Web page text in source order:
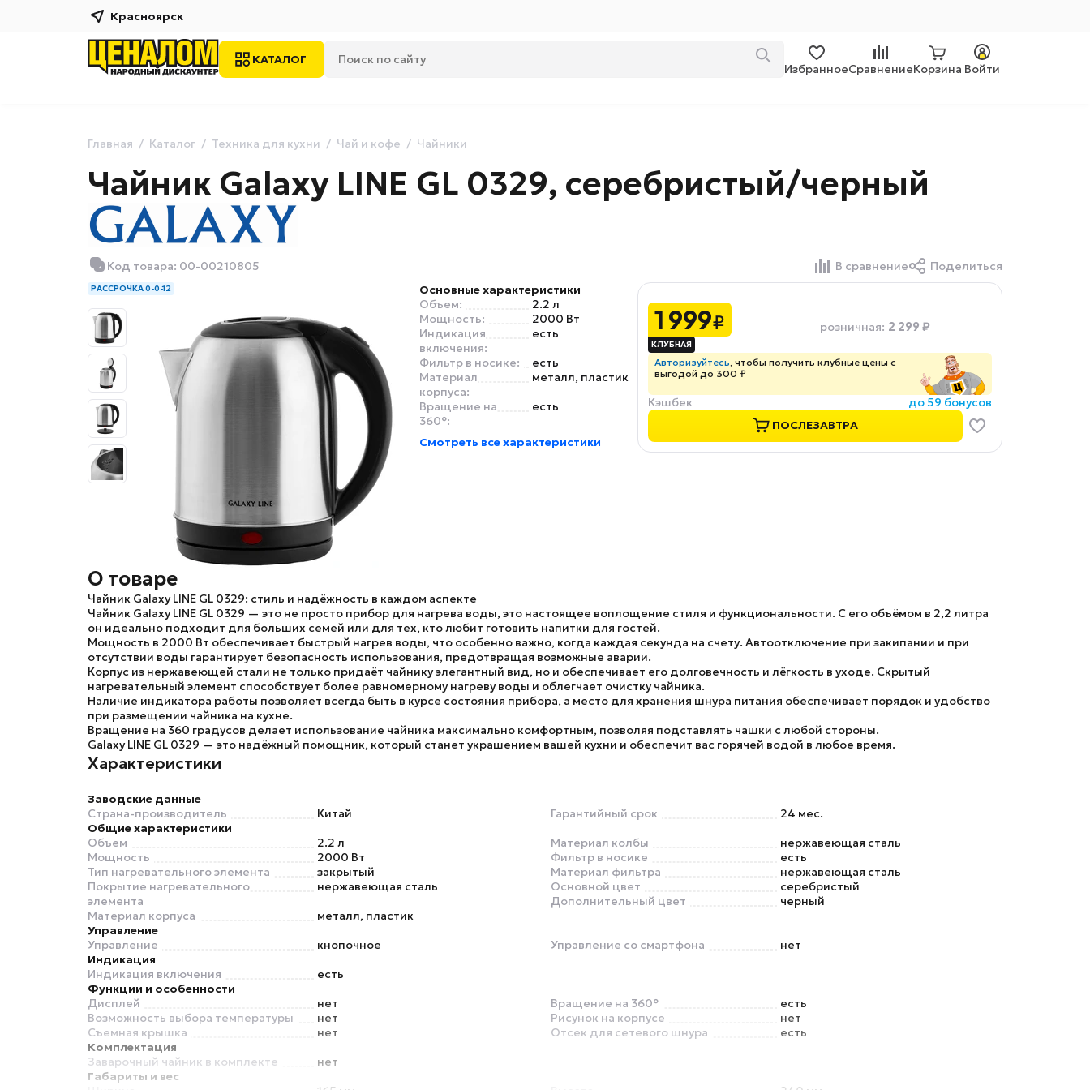
Красноярск
КАТАЛОГ
ИзбранноеСравнениеКорзина Войти
Главная Каталог Техника для кухни Чай и кофе Чайники
Чайник Galaxy LINE GL 0329, серебристый/черный
Код товара: 00-00210805 В сравнение Поделиться
РАССРОЧКА 0-0-12
Основные характеристики
Объем:
2.2 л
Мощность:
2000 Вт
Индикация
включения:
есть
Фильтр в носике:
есть
Материал
корпуса:
металл, пластик
Вращение на
360°:
есть
Смотреть все характеристики
1 999₽ розничная: 2 299 ₽
Авторизуйтесь, чтобы получить клубные цены с
выгодой до 300 ₽
Кэшбек
до 59 бонусов
ПОСЛЕЗАВТРА
О товаре
Чайник Galaxy LINE GL 0329: стиль и надёжность в каждом аспекте
Чайник Galaxy LINE GL 0329 — это не просто прибор для нагрева воды, это настоящее воплощение стиля и функциональности. С его объёмом в 2,2 литра
он идеально подходит для больших семей или для тех, кто любит готовить напитки для гостей.
Мощность в 2000 Вт обеспечивает быстрый нагрев воды, что особенно важно, когда каждая секунда на счету. Автоотключение при закипании и при
отсутствии воды гарантирует безопасность использования, предотвращая возможные аварии.
Корпус из нержавеющей стали не только придаёт чайнику элегантный вид, но и обеспечивает его долговечность и лёгкость в уходе. Скрытый
нагревательный элемент способствует более равномерному нагреву воды и облегчает очистку чайника.
Наличие индикатора работы позволяет всегда быть в курсе состояния прибора, а место для хранения шнура питания обеспечивает порядок и удобство
при размещении чайника на кухне.
Вращение на 360 градусов делает использование чайника максимально комфортным, позволяя подставлять чашки с любой стороны.
Galaxy LINE GL 0329 — это надёжный помощник, который станет украшением вашей кухни и обеспечит вас горячей водой в любое время.
Характеристики
Заводские данные
Страна-производитель
Китай Гарантийный срок
24 мес.
Общие характеристики
Объем
2.2 л
Мощность
2000 Вт
Тип нагревательного элемента
закрытый
Покрытие нагревательного
элемента
нержавеющая сталь
Материал корпуса
металл, пластик
Материал колбы
нержавеющая сталь
Фильтр в носике
есть
Материал фильтра
нержавеющая сталь
Основной цвет
серебристый
Дополнительный цвет
черный
Управление
Управление
кнопочное Управление со смартфона
нет
Индикация
Индикация включения
есть
Функции и особенности
Дисплей
нет
Возможность выбора температуры
нет
Съемная крышка
нет
Вращение на 360°
есть
Рисунок на корпусе
нет
Отсек для сетевого шнура
есть
Комплектация
Заварочный чайник в комплекте
нет
Габариты и вес